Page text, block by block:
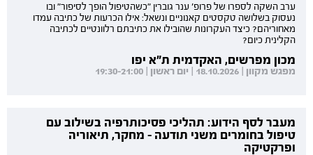
ערב השקה לספרו של פרופ' ענר גוברין "כשהטיפול הופך לסיפור" ובו
נעסוק בשלושה טקסטים קאנוניים ונשאל: אילו הכרעות של כתיבה עמדו
מאחוריהם? כיצד העקרונות שהובילו את כתיבתם רלוונטיים לכתיבה
הקלינית כיום?
מכון מפרשים, האקדמית ת"א יפו
מפגש מקוון | 18.10.2026 | יום ראשון | 19:30-21:00
מעבר לסף הידוע: תהליכי פסיכותרפיה בשילוב עם
טיפול בחומרים משני תודעה - מחקר, תיאוריה
ופרקטיקה